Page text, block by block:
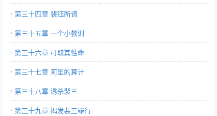
第三十四章 裴钰所请
第三十五章 一个小教训
第三十六章 可取其性命
第三十七章 阿笙的算计
第三十八章 诱杀裴三
第三十九章 揭发裴三罪行